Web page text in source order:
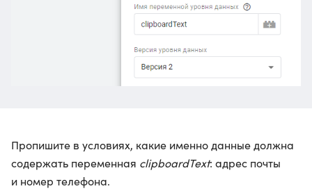
Пропишите в условиях, какие именно данные должна
содержать переменная clipboardText: адрес почты
и номер телефона.